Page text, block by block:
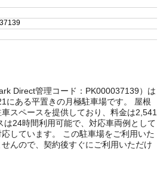
Direct管理コード：PK000037139）は
にある平置きの月極駐車場です。 屋根
スペースを提供しており、料金は2,541
は24時間利用可能で、対応車両例として
しています。 この駐車場をご利用いた
んので、契約後すぐにご利用いただけ